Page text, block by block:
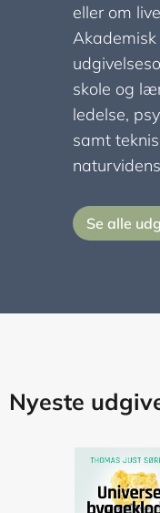
eller om
skole og
ledelse,
samt
Se alle
Nyeste